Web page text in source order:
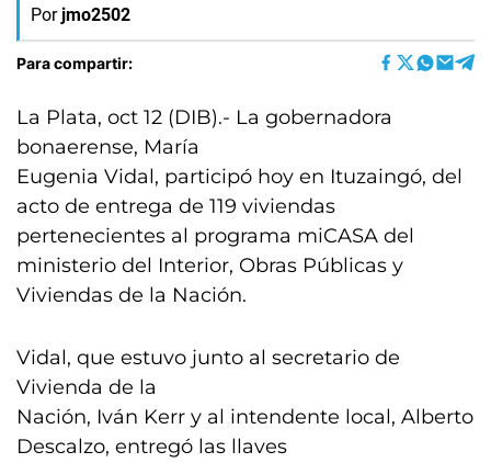
Por jmo2502
Para compartir:
La Plata, oct 12 (DIB).- La gobernadora
bonaerense, María
Eugenia Vidal, participó hoy en Ituzaingó, del
acto de entrega de 119 viviendas
pertenecientes al programa miCASA del
ministerio del Interior, Obras Públicas y
Viviendas de la Nación.
Vidal, que estuvo junto al secretario de
Vivienda de la
Nación, Iván Kerr y al intendente local, Alberto
Descalzo, entregó las llaves